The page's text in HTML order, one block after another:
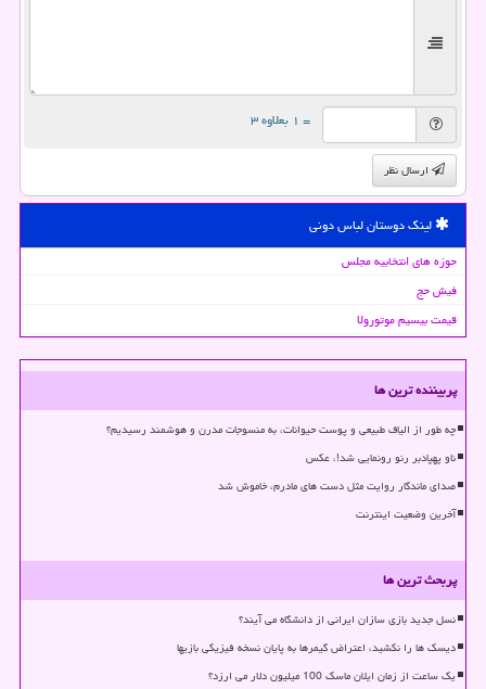
= ۱ بعلاوه ۳
ارسال نظر
لینک دوستان لباس دونی
حوزه های انتخابیه مجلس
فیش حج
قیمت بیسیم موتورولا
پربیننده ترین ها
چه طور از الیاف طبیعی و پوست حیوانات، به منسوجات مدرن و هوشمند رسیدیم؟
ناو پهپادبر رنو رونمایی شد!، عکس
صدای ماندگار روایت مثل دست های مادرم، خاموش شد
آخرین وضعیت اینترنت
پربحث ترین ها
نسل جدید بازی سازان ایرانی از دانشگاه می آیند؟
دیسک ها را نکشید، اعتراض گیمرها به پایان نسخه فیزیکی بازیها
یک ساعت از زمان ایلان ماسک 100 میلیون دلار می ارزد؟